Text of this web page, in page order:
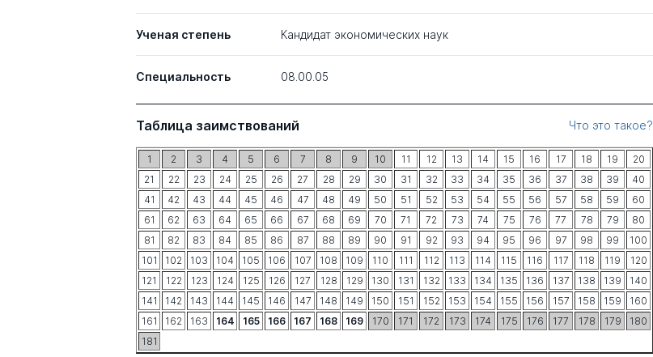
Ученая степень Кандидат экономических наук
Специальность 08.00.05
Таблица заимствований Что это такое?
1 2 3 4 5 6 7 8 9 10 11 12 13 14 15 16 17 18 19
20
21
22 23 24 25 26 27 28 29 30 31 32 33 34 35 36 37 38 39
40
41
42 43 44 45 46 47 48 49 50 51 52 53 54 55 56 57 58 59
60
61
62 63 64 65 66 67 68 69 70 71 72 73 74 75 76 77 78 79
80
81
82 83 84 85 86 87 88 89 90 91 92 93 94 95 96 97 98 99
100
101
102 103 104 105 106 107 108 109 110 111 112 113 114 115 116 117 118 119
120
121
122 123 124 125 126 127 128 129 130 131 132 133 134 135 136 137 138 139
140
141
142 143 144 145 146 147 148 149 150 151 152 153 154 155 156 157 158 159
160
161
162 163 164 165 166 167 168 169 170 171 172 173 174 175 176 177 178 179
180
181